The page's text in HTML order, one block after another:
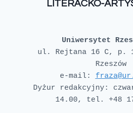
LITERACKO-
Uniwersytet
ul. Rejtana 16 C, p.
Rzeszów
e-mail:
Dyżur redakcyjny: